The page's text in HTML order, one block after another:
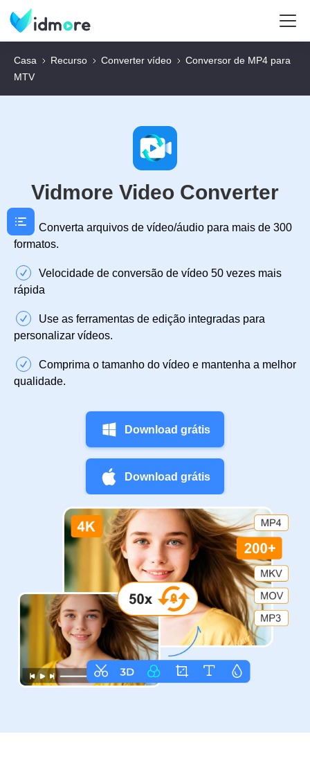
Casa Recurso Converter vídeo
Conversor de MP4 para
MTV
Vidmore Video Converter
Converta arquivos de vídeo/áudio para mais de 300
formatos.
Velocidade de conversão de vídeo 50 vezes mais
rápida
Use as ferramentas de edição integradas para
personalizar vídeos.
Comprima o tamanho do vídeo e mantenha a melhor
qualidade.
Download grátis
Download grátis